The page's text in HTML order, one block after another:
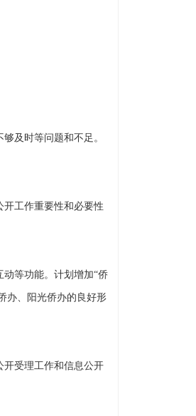
及时等问题和不足。
工作重要性和必要性
等功能。计划增加“侨
办、阳光侨办的良好形
受理工作和信息公开